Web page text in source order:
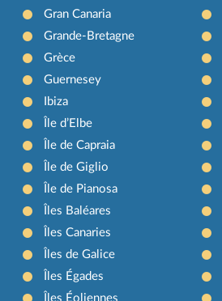
Gran Canaria
Grande-Bretagne
Grèce
Guernesey
Ibiza
Île d’Elbe
Île de Capraia
Île de Giglio
Île de Pianosa
Îles Baléares
Îles Canaries
Îles de Galice
Îles Égades
Îles Éoliennes